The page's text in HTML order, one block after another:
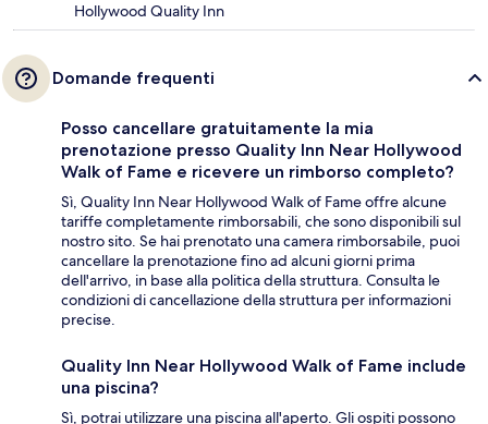
Hollywood Quality Inn
Domande frequenti
Posso cancellare gratuitamente la mia
prenotazione presso Quality Inn Near Hollywood
Walk of Fame e ricevere un rimborso completo?
Sì, Quality Inn Near Hollywood Walk of Fame offre alcune
tariffe completamente rimborsabili, che sono disponibili sul
nostro sito. Se hai prenotato una camera rimborsabile, puoi
cancellare la prenotazione fino ad alcuni giorni prima
dell'arrivo, in base alla politica della struttura. Consulta le
condizioni di cancellazione della struttura per informazioni
precise.
Quality Inn Near Hollywood Walk of Fame include
una piscina?
Sì, potrai utilizzare una piscina all'aperto. Gli ospiti possono